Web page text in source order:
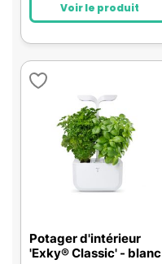
Voir le produit
Potager d'intérieur
'Exky® Classic' - blanc